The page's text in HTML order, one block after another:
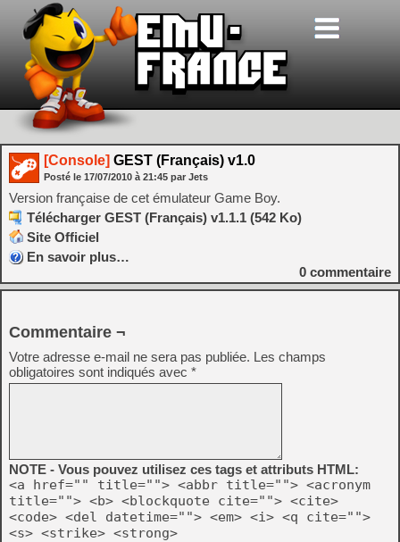
[Console] GEST (Français) v1.0
Posté le 17/07/2010 à 21:45 par Jets
Version française de cet émulateur Game Boy.
Télécharger GEST (Français) v1.1.1 (542 Ko)
Site Officiel
En savoir plus…
0 commentaire
Commentaire ¬
Votre adresse e-mail ne sera pas publiée. Les champs
obligatoires sont indiqués avec *
NOTE - Vous pouvez utilisez ces tags et attributs HTML:
<a href="" title=""> <abbr title=""> <acronym
title=""> <b> <blockquote cite=""> <cite>
<code> <del datetime=""> <em> <i> <q cite="">
<s> <strike> <strong>